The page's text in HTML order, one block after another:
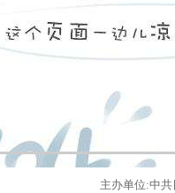
主办单位:中